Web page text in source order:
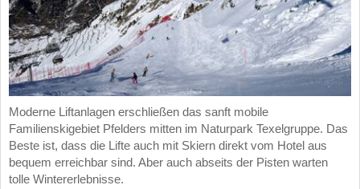
Moderne Liftanlagen erschließen das sanft mobile
Familienskigebiet Pfelders mitten im Naturpark Texelgruppe. Das
Beste ist, dass die Lifte auch mit Skiern direkt vom Hotel aus
bequem erreichbar sind. Aber auch abseits der Pisten warten
tolle Wintererlebnisse.